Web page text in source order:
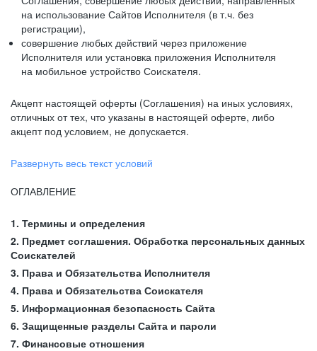
на использование Сайтов Исполнителя (в т.ч. без
регистрации),
совершение любых действий через приложение
Исполнителя или установка приложения Исполнителя
на мобильное устройство Соискателя.
Акцепт настоящей оферты (Соглашения) на иных условиях,
отличных от тех, что указаны в настоящей оферте, либо
акцепт под условием, не допускается.
Развернуть весь текст условий
ОГЛАВЛЕНИЕ
1. Термины и определения
2. Предмет соглашения. Обработка персональных данных
Соискателей
3. Права и Обязательства Исполнителя
4. Права и Обязательства Соискателя
5. Информационная безопасность Сайта
6. Защищенные разделы Сайта и пароли
7. Финансовые отношения